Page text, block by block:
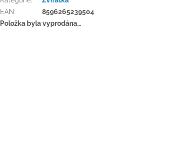
EAN:
8596265239504
Položka byla vyprodána…